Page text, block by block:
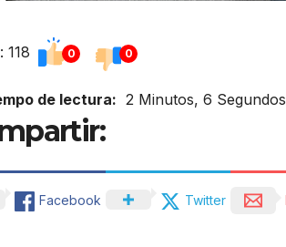
118 0 0
de lectura: 2 Minutos, 6 Segundos
Facebook Twitter